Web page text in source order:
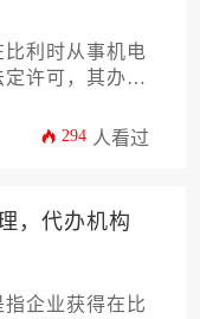
利时从事机电
许可，其办理
联邦经济事务部
294 人看过
，代办机构
企业获得在比